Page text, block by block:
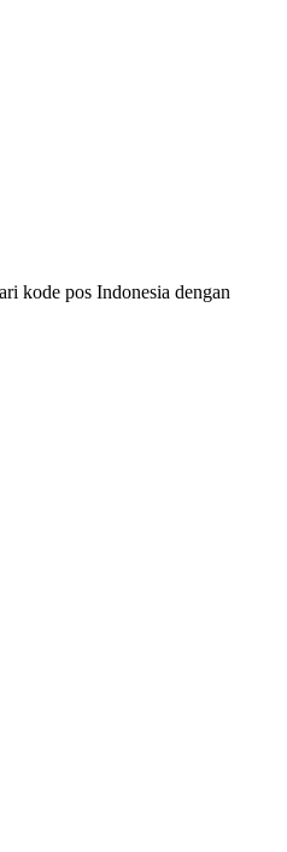
kode pos Indonesia dengan